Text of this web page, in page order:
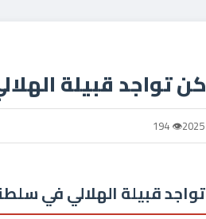
تواجد قبيلة
👁 194
قبيلة الهلالي في